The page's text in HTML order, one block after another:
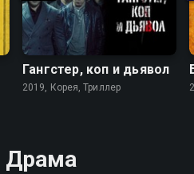
Гангстер, коп и дьявол
2019, Корея, Триллер
Драма